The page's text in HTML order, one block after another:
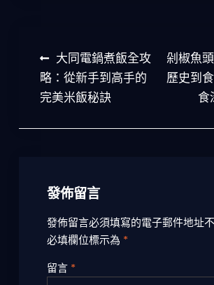
文
章
導
覽
大同電鍋煮飯全攻
略：從新手到高手的
完美米飯秘訣
剁椒魚
歷史到
食
發佈留言
發佈留言必須填寫的電子郵件地址
必填欄位標示為 *
留言 *